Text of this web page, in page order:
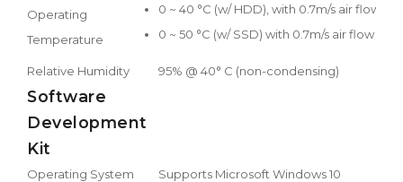
Operating
Temperature
0 ~ 40 °C (w/ HDD), with 0.7m/s air flow
0 ~ 50 °C (w/ SSD) with 0.7m/s air flow
Relative Humidity 95% @ 40° C (non-condensing)
Software
Development
Kit
Operating System Supports Microsoft Windows 10